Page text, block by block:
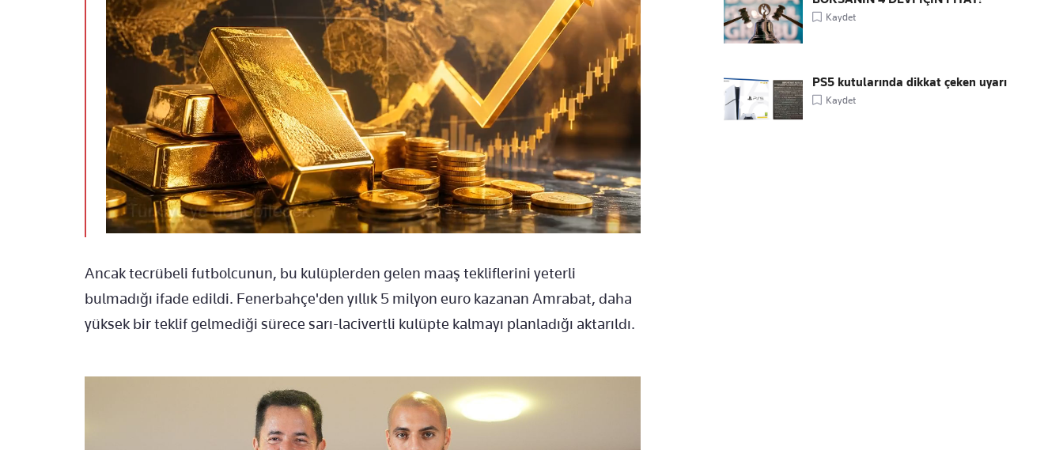
Ancak tecrübeli futbolcunun, bu kulüplerden gelen maaş tekliflerini yeterli
bulmadığı ifade edildi. Fenerbahçe'den yıllık 5 milyon euro kazanan Amrabat, daha
yüksek bir teklif gelmediği sürece sarı-lacivertli kulüpte kalmayı planladığı aktarıldı.
Kaydet
PS5 kutularında dikkat çeken uyarı
Kaydet